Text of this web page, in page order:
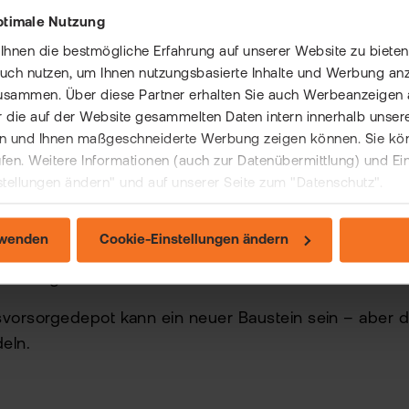
Nutzung
die bestmögliche Erfahrung auf unserer Website zu
nutzen, um Ihnen nutzungsbasierte Inhalte und Werbung
Über diese Partner erhalten Sie auch Werbeanzeigen
die auf der Website gesammelten Daten intern innerhalb
und Ihnen maßgeschneiderte Werbung zeigen können. Sie
Weitere Informationen (auch zur Datenübermittlung) und
ändern" und auf unserer Seite zum "Datenschutz".
Cookie-Einstellungen ändern
für Anleger bedeutet
nicht bis 2027 warten. ETF-Sparpläne existieren
gefördert werden soll. Bei flatex investieren
flexibel anpassen, sobald das neue System -
mag kommen oder verschoben werden. Die
kann ein neuer Baustein sein – aber